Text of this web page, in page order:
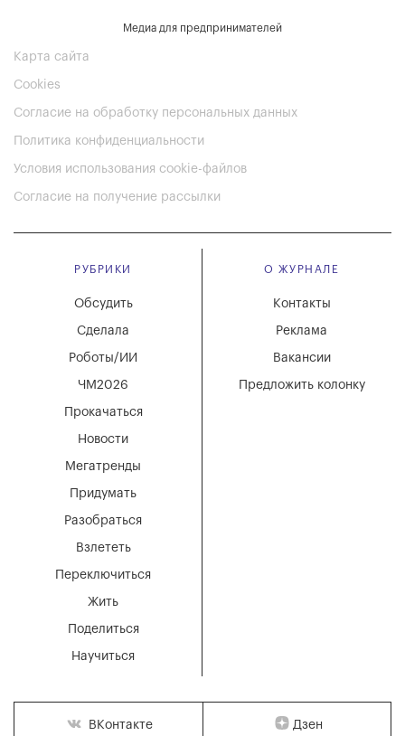
Медиа для предпринимателей
Карта сайта
Cookies
Согласие на обработку персональных данных
Политика конфиденциальности
Условия использования cookie-файлов
Согласие на получение рассылки
РУБРИКИ
Мегатренды
Придумать
Разобраться
Взлететь
Новости
Переключиться
Жить
Поделиться
Научиться
Обсудить
Сделала
Роботы/ИИ
ЧМ2026
Прокачаться
О ЖУРНАЛЕ
Вакансии
Реклама
Контакты
Предложить колонку
ВКонтакте Дзен